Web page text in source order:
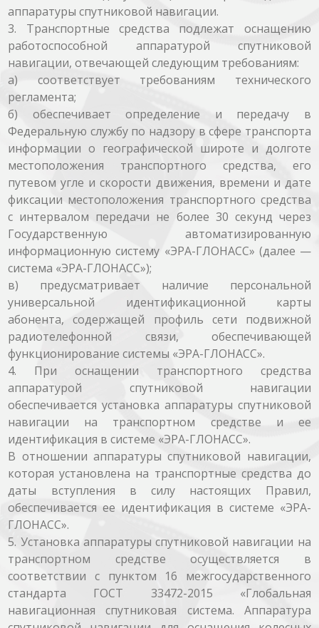
аппаратуры спутниковой навигации.
3. Транспортные средства подлежат оснащению
работоспособной аппаратурой спутниковой
навигации, отвечающей следующим требованиям:
а) соответствует требованиям технического
регламента;
б) обеспечивает определение и передачу в
Федеральную службу по надзору в сфере транспорта
информации о географической широте и долготе
местоположения транспортного средства, его
путевом угле и скорости движения, времени и дате
фиксации местоположения транспортного средства
с интервалом передачи не более 30 секунд через
Государственную автоматизированную
информационную систему «ЭРА-ГЛОНАСС» (далее —
система «ЭРА-ГЛОНАСС»);
в) предусматривает наличие персональной
универсальной идентификационной карты
абонента, содержащей профиль сети подвижной
радиотелефонной связи, обеспечивающей
функционирование системы «ЭРА-ГЛОНАСС».
4. При оснащении транспортного средства
аппаратурой спутниковой навигации
обеспечивается установка аппаратуры спутниковой
навигации на транспортном средстве и ее
идентификация в системе «ЭРА-ГЛОНАСС».
В отношении аппаратуры спутниковой навигации,
которая установлена на транспортные средства до
даты вступления в силу настоящих Правил,
обеспечивается ее идентификация в системе «ЭРА-
ГЛОНАСС».
5. Установка аппаратуры спутниковой навигации на
транспортном средстве осуществляется в
соответствии с пунктом 16 межгосударственного
стандарта ГОСТ 33472-2015 «Глобальная
навигационная спутниковая система. Аппаратура